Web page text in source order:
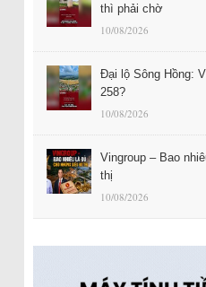
thì phải chờ
10/08/2026
Đại lộ Sông Hồng:
258?
10/08/2026
Vingroup – Bao
thị
10/08/2026